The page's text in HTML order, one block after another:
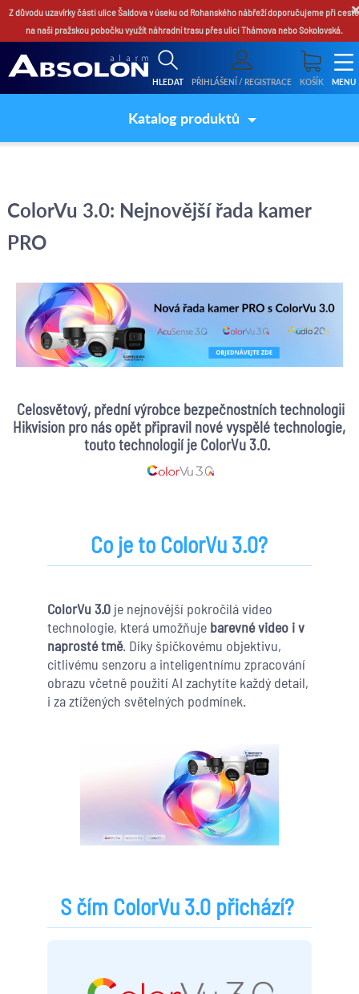
×
Z důvodu uzavírky části ulice Šaldova v úseku od Rohanského nábřeží doporučujeme při cestě
na naši pražskou pobočku využít náhradní trasu přes ulici Thámova nebo Sokolovská.
HLEDAT PŘIHLÁŠENÍ / REGISTRACE KOŠÍK MENU
Katalog produktů
ColorVu 3.0: Nejnovější řada kamer
PRO
Celosvětový, přední výrobce bezpečnostních technologii
Hikvision pro nás opět připravil nové vyspělé technologie,
touto technologií je ColorVu 3.0.
Co je to ColorVu 3.0?
ColorVu 3.0je nejnovější pokročilá video
technologie, která umožňuje barevné video i v
naprosté tmě. Díky špičkovému objektivu,
citlivému senzoru a inteligentnímu zpracování
obrazu včetně použití AI zachytíte každý detail,
i za ztížených světelných podmínek.
S čím ColorVu 3.0 přichází?